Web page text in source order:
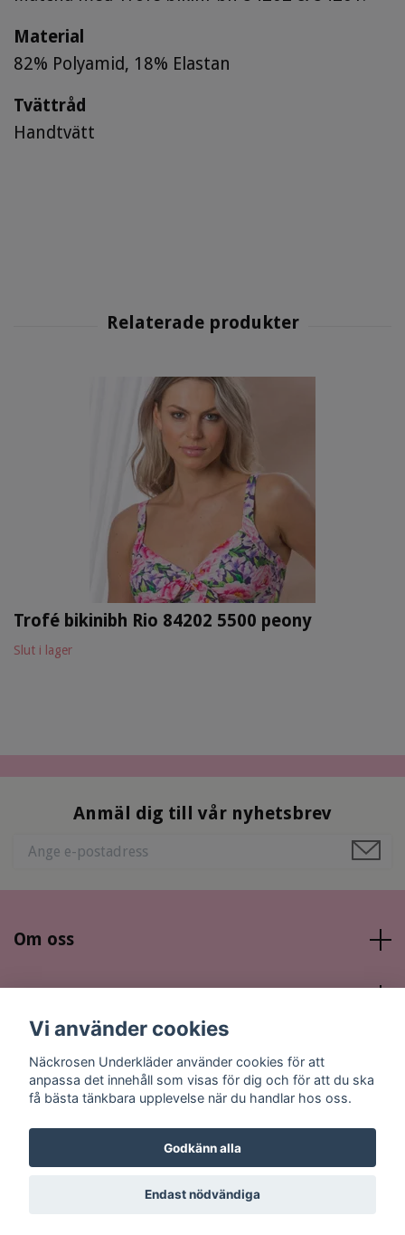
Material
82% Polyamid, 18% Elastan
Tvättråd
Handtvätt
Trofé bikinibh Rio 84202 5500 peony
Slut i lager
Anmäl dig till vår nyhetsbrev
Om oss
Sociala medier
© 2026 Näckrosen Underkläder
Vi använder cookies
Näckrosen Underkläder använder cookies för att
anpassa det innehåll som visas för dig och för att du ska
få bästa tänkbara upplevelse när du handlar hos oss.
Godkänn alla
Endast nödvändiga